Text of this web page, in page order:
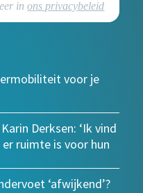
inons privacybeleid
voor je
Derksen: ‘Ik vind
ruimte is voor hun
‘afwijkend’?